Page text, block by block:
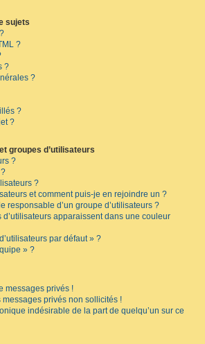
sujets
?
?
?
?
?
groupes d’utilisateurs
?
?
et comment puis-je en rejoindre un ?
responsable d’un groupe d’utilisateurs ?
apparaissent dans une couleur
par défaut » ?
» ?
messages privés !
privés non sollicités !
indésirable de la part de quelqu’un sur ce